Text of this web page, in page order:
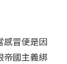
感冒便是因
帝國主義綁